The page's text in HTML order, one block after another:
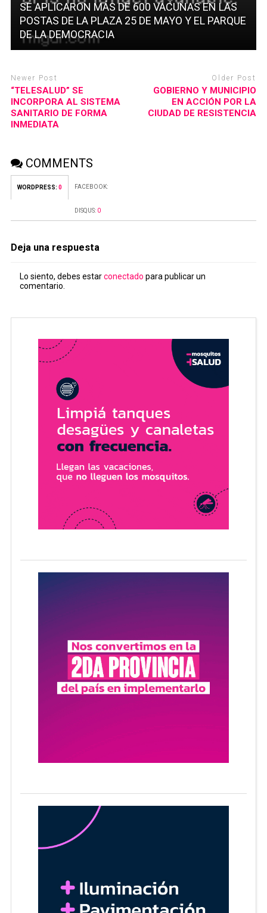
SE APLICARON MÁS DE 600 VACUNAS EN LAS
POSTAS DE LA PLAZA 25 DE MAYO Y EL PARQUE
DE LA DEMOCRACIA
Newer Post
“TELESALUD” SE
INCORPORA AL SISTEMA
SANITARIO DE FORMA
INMEDIATA
Older Post
GOBIERNO Y MUNICIPIO
EN ACCIÓN POR LA
CIUDAD DE RESISTENCIA
COMMENTS
WORDPRESS: 0 FACEBOOK:
DISQUS: 0
Deja una respuesta
Lo siento, debes estarconectado para publicar un
comentario.